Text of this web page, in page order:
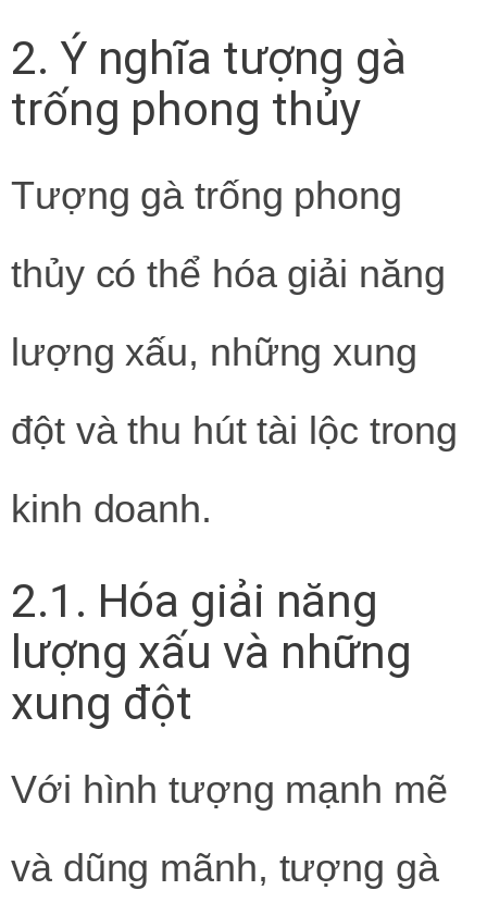
2. Ý nghĩa tượng gà
trống phong thủy
Tượng gà trống phong
thủy có thể hóa giải năng
lượng xấu, những xung
đột và thu hút tài lộc trong
kinh doanh.
2.1. Hóa giải năng
lượng xấu và những
xung đột
Với hình tượng mạnh mẽ
và dũng mãnh, tượng gà